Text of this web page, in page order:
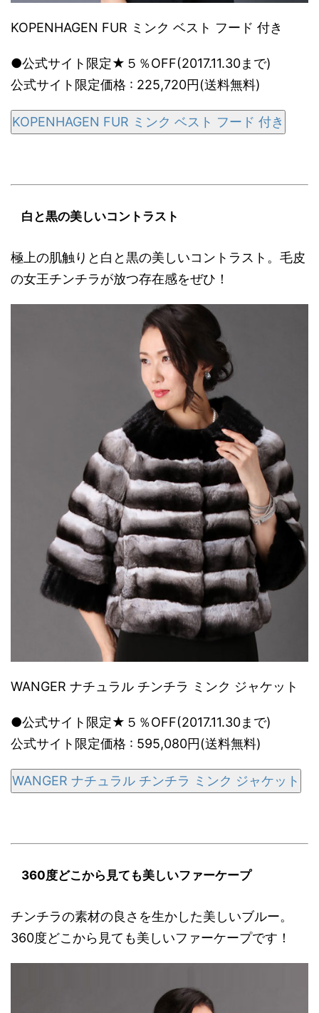
KOPENHAGEN FUR ミンク ベスト フード 付き
●公式サイト限定★５％OFF(2017.11.30まで)
公式サイト限定価格 : 225,720円(送料無料)
KOPENHAGEN FUR ミンク ベスト フード 付き
白と黒の美しいコントラスト
極上の肌触りと白と黒の美しいコントラスト。毛皮
の女王チンチラが放つ存在感をぜひ！
WANGER ナチュラル チンチラ ミンク ジャケット
●公式サイト限定★５％OFF(2017.11.30まで)
公式サイト限定価格 : 595,080円(送料無料)
WANGER ナチュラル チンチラ ミンク ジャケット
360度どこから見ても美しいファーケープ
チンチラの素材の良さを生かした美しいブルー。
360度どこから見ても美しいファーケープです！